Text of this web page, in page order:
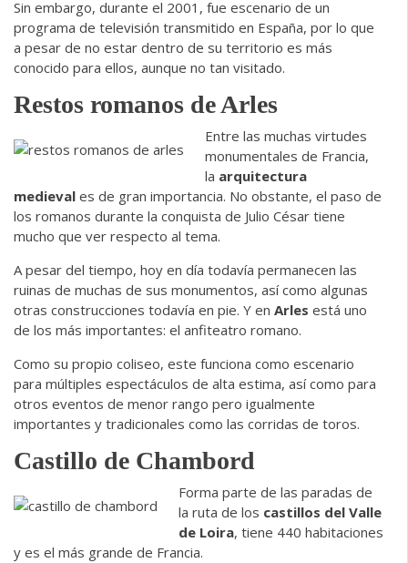
Sin embargo, durante el 2001, fue escenario de un
programa de televisión transmitido en España, por lo que
a pesar de no estar dentro de su territorio es más
conocido para ellos, aunque no tan visitado.
Restos romanos de Arles
Entre las muchas virtudes
monumentales de Francia,
la arquitectura
medieval es de gran importancia. No obstante, el paso de
los romanos durante la conquista de Julio César tiene
mucho que ver respecto al tema.
A pesar del tiempo, hoy en día todavía permanecen las
ruinas de muchas de sus monumentos, así como algunas
otras construcciones todavía en pie. Y en Arles está uno
de los más importantes: el anfiteatro romano.
Como su propio coliseo, este funciona como escenario
para múltiples espectáculos de alta estima, así como para
otros eventos de menor rango pero igualmente
importantes y tradicionales como las corridas de toros.
Castillo de Chambord
Forma parte de las paradas de
la ruta de los castillos del Valle
de Loira, tiene 440 habitaciones
y es el más grande de Francia.